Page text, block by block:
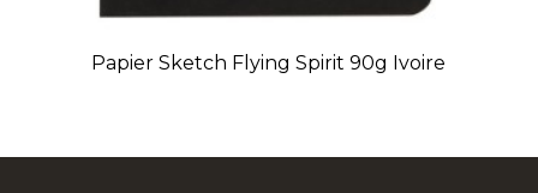
Papier Sketch Flying Spirit 90g Ivoire